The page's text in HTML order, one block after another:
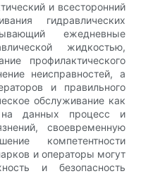
и всесторонний
гидравлических
ежедневные
жидкостью,
профилактического
неисправностей, а
и правильного
обслуживание как
на данных процесс и
своевременную
компетентности
и операторы могут
и безопасность